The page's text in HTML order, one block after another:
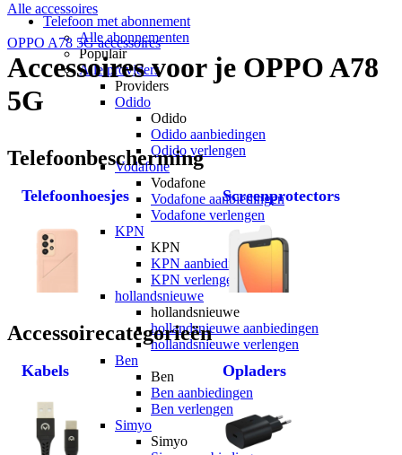
Telefoon met abonnement
Alle abonnementen
Populair
Alle providers
Providers
Odido
Odido
Odido aanbiedingen
Odido verlengen
Vodafone
Vodafone
Vodafone aanbiedingen
Vodafone verlengen
KPN
KPN
KPN aanbiedingen
KPN verlengen
hollandsnieuwe
hollandsnieuwe
hollandsnieuwe aanbiedingen
hollandsnieuwe verlengen
Ben
Ben
Ben aanbiedingen
Ben verlengen
Simyo
Simyo
Alle accessoires
OPPO A78 5G accessoires
Accessoires voor je OPPO A78
5G
Telefoonbescherming
Telefoonhoesjes Screenprotectors
Accessoirecategorieën
Kabels Opladers